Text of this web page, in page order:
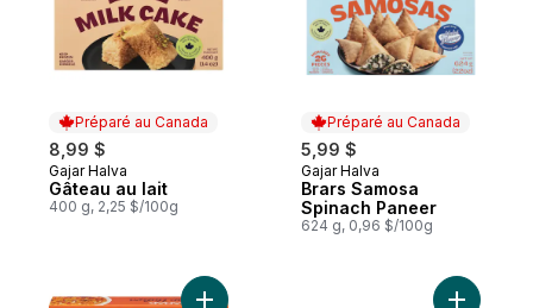
Préparé au Canada
8,99 $
Préparé au Canada
Gajar Halva
Gâteau au lait
400 g, 2,25 $/100g
Préparé au Canada
5,99 $
Préparé au Canada
Gajar Halva
Brars Samosa
Spinach Paneer
624 g, 0,96 $/100g